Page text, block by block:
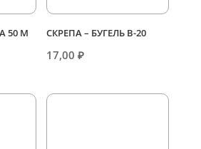
50 М СКРЕПА – БУГЕЛЬ В-20
17,00₽